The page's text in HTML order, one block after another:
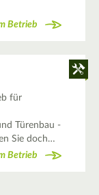
Betrieb
für
Türenbau -
Sie doch…
Betrieb